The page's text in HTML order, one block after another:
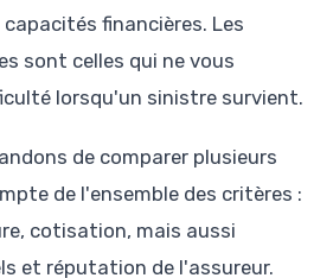
financières. Les
sont celles qui ne vous
lorsqu'un sinistre survient.
de comparer plusieurs
de l'ensemble des critères :
cotisation, mais aussi
et réputation de l'assureur.